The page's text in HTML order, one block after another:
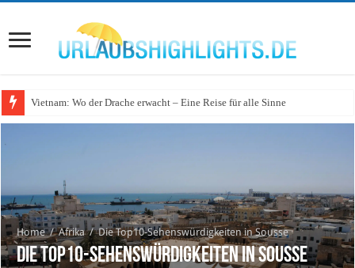
Vietnam: Wo der Drache erwacht – Eine Reise für alle Sinne
Home / Afrika / Die Top10-Sehenswürdigkeiten in Sousse
Die Top10-Sehenswürdigkeiten in Sousse